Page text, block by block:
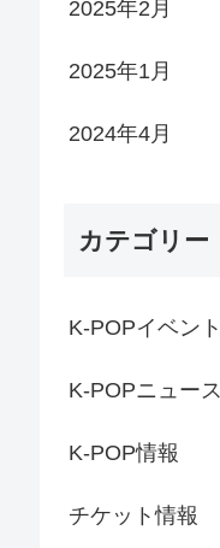
2025年2月
2025年1月
2024年4月
カテゴリー
K-POPイベント
K-POPニュース
K-POP情報
チケット情報